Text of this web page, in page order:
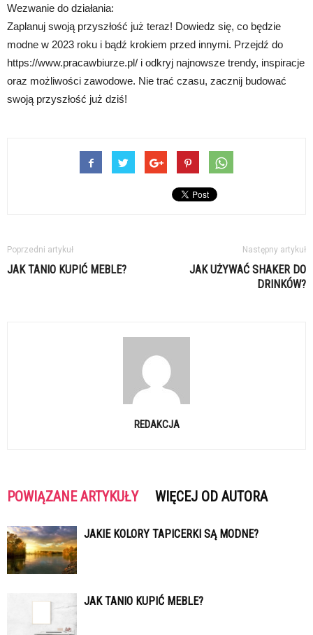
Wezwanie do działania:
Zaplanuj swoją przyszłość już teraz! Dowiedz się, co będzie
modne w 2023 roku i bądź krokiem przed innymi. Przejdź do
https://www.pracawbiurze.pl/ i odkryj najnowsze trendy, inspiracje
oraz możliwości zawodowe. Nie trać czasu, zacznij budować
swoją przyszłość już dziś!
Poprzedni artykuł
JAK TANIO KUPIĆ MEBLE?
Następny artykuł
JAK UŻYWAĆ SHAKER DO
DRINKÓW?
REDAKCJA
POWIĄZANE ARTYKUŁY WIĘCEJ OD AUTORA
JAKIE KOLORY TAPICERKI SĄ MODNE?
JAK TANIO KUPIĆ MEBLE?